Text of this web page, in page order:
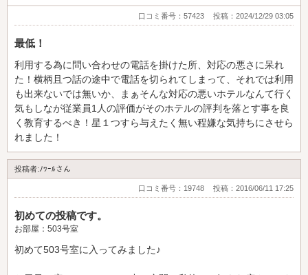
口コミ番号：57423 投稿：2024/12/29 03:05
最低！
利用する為に問い合わせの電話を掛けた所、対応の悪さに呆れ
た！横柄且つ話の途中で電話を切られてしまって、それでは利用
も出来ないでは無いか、まぁそんな対応の悪いホテルなんて行く
気もしなが従業員1人の評価がそのホテルの評判を落とす事を良
く教育するべき！星１つすら与えたく無い程嫌な気持ちにさせら
れました！
投稿者:ﾉﾜｰﾙさん
口コミ番号：19748 投稿：2016/06/11 17:25
初めての投稿です。
お部屋：503号室
初めて503号室に入ってみました♪